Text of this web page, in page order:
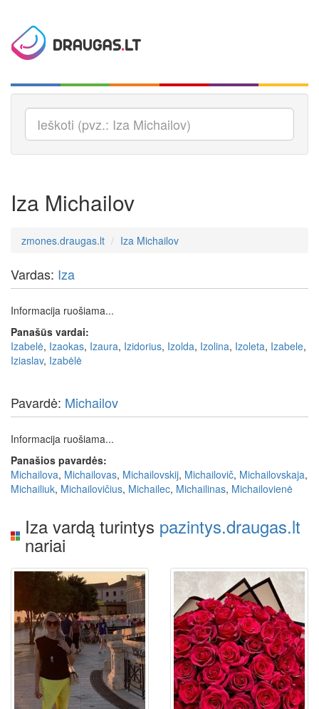
Iza Michailov
zmones.draugas.lt Iza Michailov
Vardas: Iza
Informacija ruošiama...
Panašūs vardai:
Izabelė, Izaokas, Izaura, Izidorius, Izolda, Izolina, Izoleta, Izabele,
Iziaslav, Izabėlė
Pavardė: Michailov
Informacija ruošiama...
Panašios pavardės:
Michailova, Michailovas, Michailovskij, Michailovič, Michailovskaja,
Michailiuk, Michailovičius, Michailec, Michailinas, Michailovienė
Iza vardą turintys pazintys.draugas.lt
nariai